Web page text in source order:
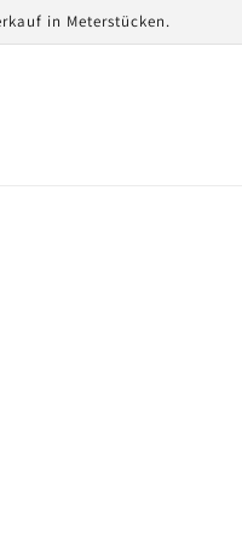
in Meterstücken.